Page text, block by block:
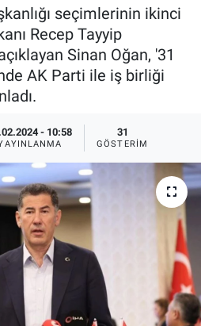
seçimlerinin ikinci
Recep Tayyip
Sinan Oğan, '31
AK Parti ile iş birliği
- 10:58 31
GÖSTERIM